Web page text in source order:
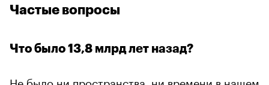
Частые вопросы
Что было 13,8 млрд лет назад?
Не было ни пространства, ни времени в нашем